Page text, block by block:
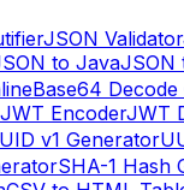
JSON Validator
to JavaJSON
Base64 Decode
JWT EncoderJWT
v1 Generator
SHA-1 Hash